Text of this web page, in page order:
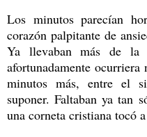
Los minutos parecían
corazón palpitante de
Ya llevaban más de la
afortunadamente ocurriera
minutos más, entre el
suponer. Faltaban ya tan
una corneta cristiana tocó